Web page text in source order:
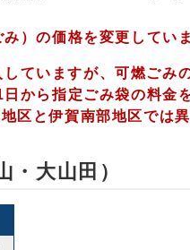
）の価格を変更していま
ていますが、可燃ごみ
から指定ごみ袋の料金
区と伊賀南部地区では
大山田）